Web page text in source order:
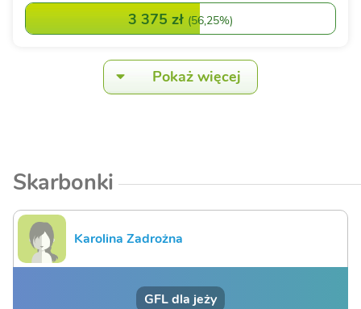
3 375 zł (56,25%)
Pokaż więcej
Skarbonki
Karolina Zadrożna
GFL dla jeży